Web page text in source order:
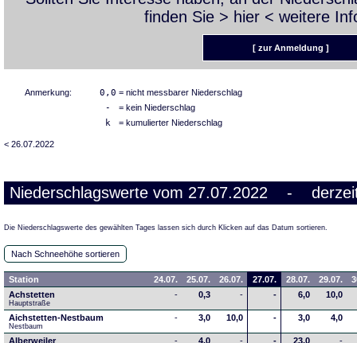
finden Sie > hier < weitere
[ zur Anmeldung ]
Anmerkung: 0,0 = nicht messbarer Niederschlag
- = kein Niederschlag
k = kumulierter Niederschlag
< 26.07.2022
Niederschlagswerte vom 27.07.2022 -
Die Niederschlagswerte des gewählten Tages lassen sich durch Klicken auf das Datum sortieren.
Nach Schneehöhe sortieren
Station 24.07. 25.07. 26.07. 27.07. 28.07. 29.07.
Achstetten
Hauptstraße
- 0,3 - - 6,0 10,0
Aichstetten-Nestbaum
Nestbaum
- 3,0 10,0 - 3,0 4,0
Alberweiler - 4,0 - - 23,0 -